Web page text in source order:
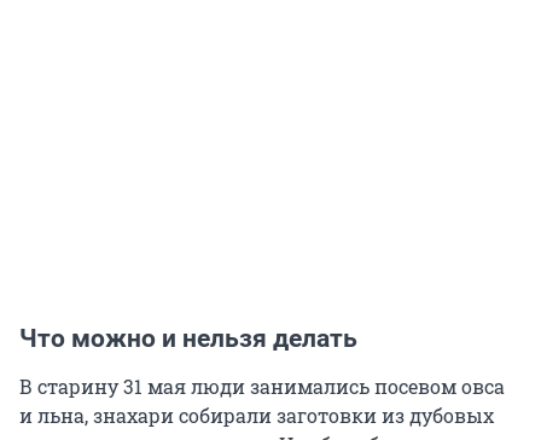
Что можно и нельзя делать
В старину 31 мая люди занимались посевом овса
и льна, знахари собирали заготовки из дубовых